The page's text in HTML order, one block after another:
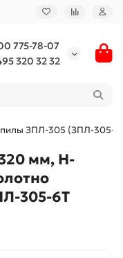
775-78-07
320 32 32
пилы ЗПЛ-305 (ЗПЛ-305-
мм, H-
305-6Т